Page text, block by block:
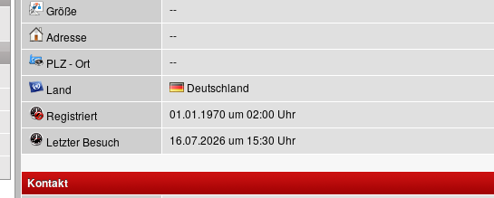
Größe
--
Adresse
--
PLZ - Ort
--
Land
Deutschland
Registriert
01.01.1970 um 02:00 Uhr
Letzter Besuch
16.07.2026 um 15:30 Uhr
Kontakt